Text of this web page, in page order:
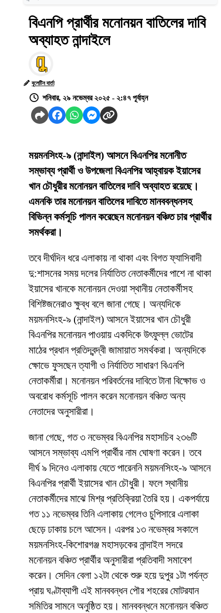
বিএনপি প্রার্থীর মনোনয়ন বাতিলের দাবি
অব্যাহত নান্দাইলে
বুলেটিন বার্তা
শনিবার, ২৯ নভেম্বর ২০২৫ - ২:৪৭ পূর্বাহ্ন
ময়মনসিংহ-৯ (নান্দাইল) আসনে বিএনপির মনোনীত
সম্ভাব্য প্রার্থী ও উপজেলা বিএনপির আহ্বায়ক ইয়াসের
খান চৌধুরীর মনোনয়ন বাতিলের দাবি অব্যাহত রয়েছে।
এমনকি তার মনোনয়ন বাতিলের দাবিতে মানববন্ধনসহ
বিভিন্ন কর্মসূচি পালন করেছেন মনোনয়ন বঞ্চিত চার প্রার্থীর
সমর্থকরা।
তবে দীর্ঘদিন ধরে এলাকায় না থাকা এবং বিগত ফ্যাসিবাদী
দু:শাসনের সময় দলের নির্যাতিত নেতাকর্মীদের পাশে না থাকা
ইয়াসের খানকে মনোনয়ন দেওয়া স্থানীয় নেতাকর্মীসহ
বিশিষ্টজনেরাও ক্ষুব্ধ বলে জানা গেছে। অন্যদিকে
ময়মনসিংহ-৯ (নান্দাইল) আসনে ইয়াসের খান চৌধুরী
বিএনপির মনোনয়ন পাওয়ায় একদিকে উৎফুল্ল ভোটের
মাঠের প্রধান প্রতিদ্বন্দ্বী জামায়াত সমর্থকরা। অন্যদিকে
ক্ষোভে ফুসছেন ত্যাগী ও নির্যাতিত সাধারণ বিএনপি
নেতাকর্মীরা। মনোনয়ন পরিবর্তনের দাবিতে টানা বিক্ষোভ ও
অবরোধ কর্মসূচি পালন করেন মনোনয়ন বঞ্চিত অন্য
নেতাদের অনুসারীরা।
জানা গেছে, গত ৩ নভেম্বর বিএনপির মহাসচিব ২৩৬টি
আসনে সম্ভাব্য এমপি প্রার্থীর নাম ঘোষণা করেন। তবে
দীর্ঘ ৯ দিনেও এলাকায় যেতে পারেননি ময়মনসিংহ-৯ আসনে
বিএনপির প্রার্থী ইয়াসের খান চৌধুরী। ফলে স্থানীয়
নেতাকর্মীদের মাঝে মিশ্র প্রতিক্রিয়া তৈরি হয়। একপর্যায়ে
গত ১১ নভেম্বর তিনি এলাকায় গেলেও চুপিসারে এলাকা
ছেড়ে ঢাকায় চলে আসেন। এরপর ১৩ নভেম্বর সকালে
ময়মনসিংহ-কিশোরগঞ্জ মহাসড়কের নান্দাইল সদরে
মনোনয়ন বঞ্চিত প্রার্থীর অনুসারীরা প্রতিবাদী সমাবেশ
করেন। সেদিন বেলা ১২টা থেকে শুরু হয়ে দুপুর ১টা পর্যন্ত
প্রায় ঘণ্টাব্যাপী এই মানববন্ধন পৌর শহরের মোটরযান
সমিতির সামনে অনুষ্ঠিত হয়। মানববন্ধনে মনোনয়ন বঞ্চিত